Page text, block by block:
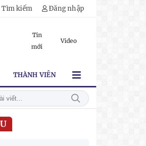
Tìm kiếm Đăng nhập
Tin
mới
Video
THÀNH VIÊN
Kim Sang Sik: "ĐT Việt Nam sẽ tung đội